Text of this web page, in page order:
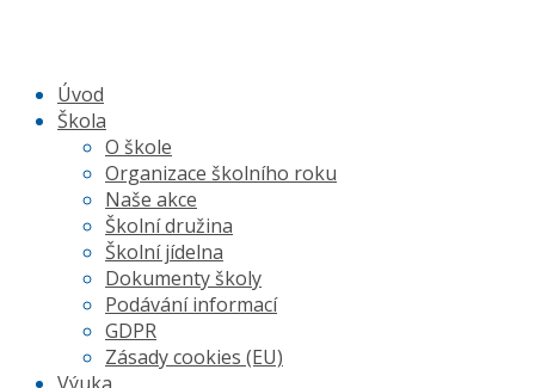
Úvod
Škola
O škole
Organizace školního roku
Naše akce
Školní družina
Školní jídelna
Dokumenty školy
Podávání informací
GDPR
Zásady cookies (EU)